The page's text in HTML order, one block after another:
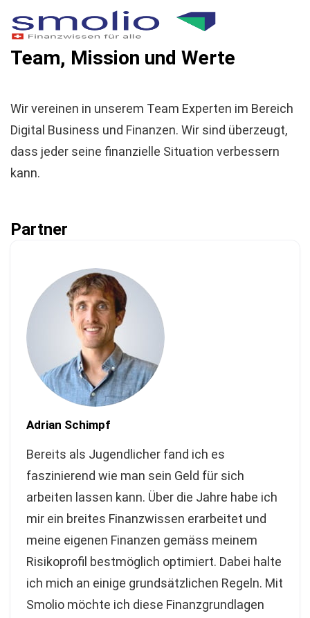
Team, Mission und Werte
Wir vereinen in unserem Team Experten im Bereich
Digital Business und Finanzen. Wir sind überzeugt,
dass jeder seine finanzielle Situation verbessern
kann.
Partner
Adrian Schimpf
Bereits als Jugendlicher fand ich es
faszinierend wie man sein Geld für sich
arbeiten lassen kann. Über die Jahre habe ich
mir ein breites Finanzwissen erarbeitet und
meine eigenen Finanzen gemäss meinem
Risikoprofil bestmöglich optimiert. Dabei halte
ich mich an einige grundsätzlichen Regeln. Mit
Smolio möchte ich diese Finanzgrundlagen